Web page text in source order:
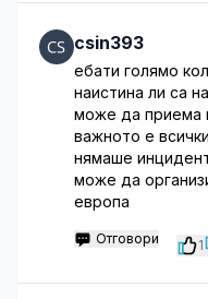
csin393
ебати голямо
наистина ли са
може да приема
важното е
нямаше
може да
европа
Отговори 1